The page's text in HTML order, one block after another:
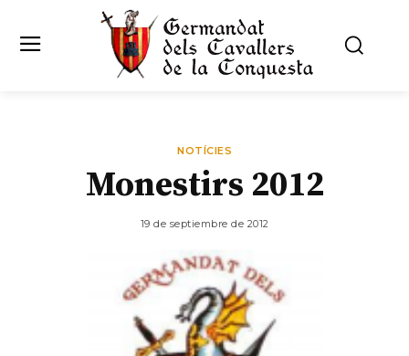
NOTÍCIES
Monestirs 2012
19 de septiembre de 2012